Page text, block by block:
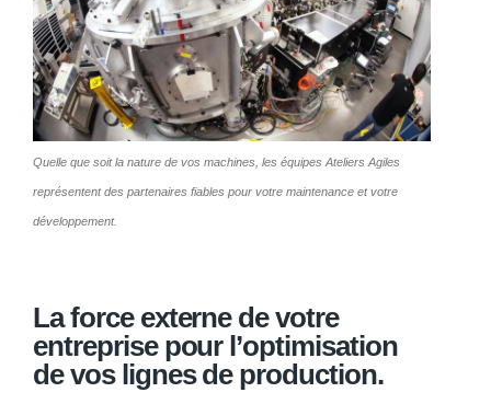
Quelle que soit la nature de vos machines, les équipes Ateliers Agiles
représentent des partenaires fiables pour votre maintenance et votre
développement.
La force externe de votre
entreprise pour l’optimisation
de vos lignes de production.